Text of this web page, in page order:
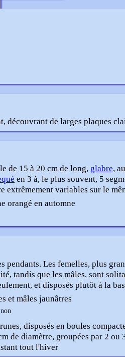
découvrant de larges plaques
de 15 à 20 cm de long, glabre,
en 3 à, le plus souvent, 5
extrêmement variables sur le
orangé en automne
pendants. Les femelles, plus
tandis que les mâles, sont
et disposés plutôt à la
et mâles jaunâtres
non
disposés en boules
de diamètre, groupées par 2 ou
tout l'hiver